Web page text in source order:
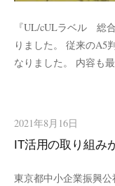
『UL/cULラベル 総
りました。 従来のA5
なりました。 内容も
2021年8月16日
IT活用の取り組み
東京都中小企業振興